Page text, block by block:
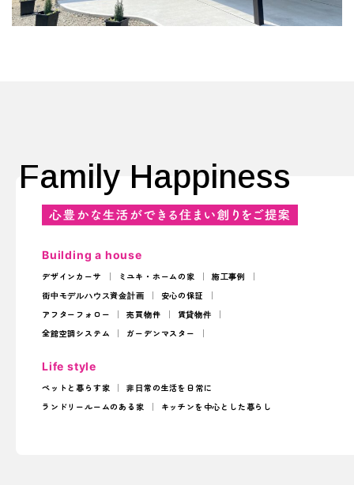
Family Happiness
Building a house
デザインカーサ ミユキ・ホームの家
施工事例
街中モデルハウス資金計画
安心の保証
アフターフォロー
売買物件
賃貸物件
全館空調システム
ガーデンマスター
Life style
ペットと暮らす家
非日常の生活を日常に
ランドリールームのある家
キッチンを中心とした暮らし